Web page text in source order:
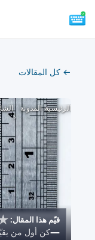
← كل المقالات
الرئيسية
›
المدونة
›
قيّم هذا المقال:
—كن أول من